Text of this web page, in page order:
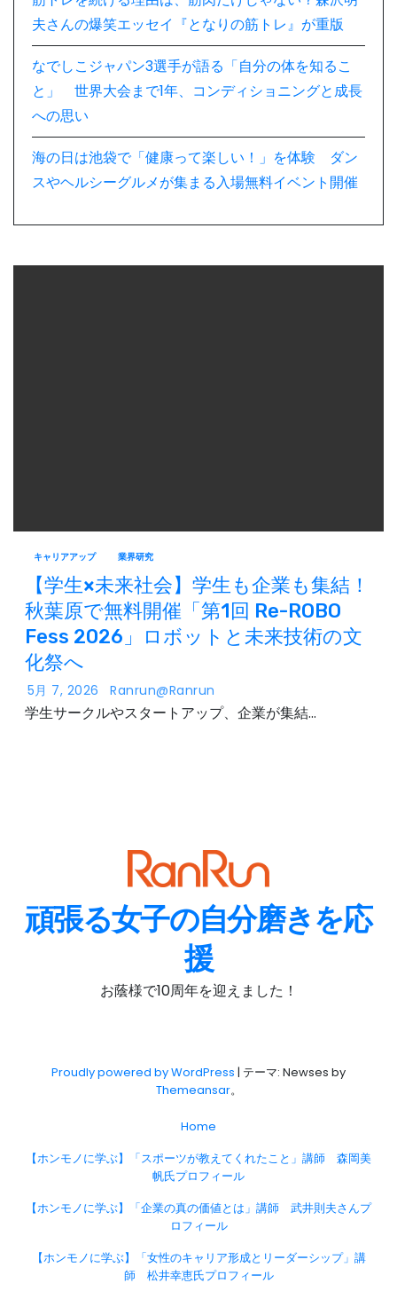
夫さんの爆笑エッセイ『となりの筋トレ』が重版
なでしこジャパン3選手が語る「自分の体を知るこ
と」 世界大会まで1年、コンディショニングと成長
への思い
海の日は池袋で「健康って楽しい！」を体験 ダン
スやヘルシーグルメが集まる入場無料イベント開催
キャリアアップ 業界研究
【学生×未来社会】学生も企業も集結！
秋葉原で無料開催「第1回 Re-ROBO
Fess 2026」ロボットと未来技術の文
化祭へ
5月 7, 2026 Ranrun@ranrun
学生サークルやスタートアップ、企業が集結…
頑張る女子の自分磨きを応
援
お蔭様で10周年を迎えました！
Proudly powered by WordPress | テーマ: Newses by
Themeansar。
Home
【ホンモノに学ぶ】「スポーツが教えてくれたこと」講師 森岡美
帆氏プロフィール
【ホンモノに学ぶ】「企業の真の価値とは」講師 武井則夫さんプ
ロフィール
【ホンモノに学ぶ】「女性のキャリア形成とリーダーシップ」講
師 松井幸恵氏プロフィール